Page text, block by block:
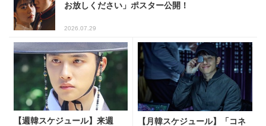
お放しください」ポスター公開！
2026.07.29
【週韓スケジュール】来週
【月韓スケジュール】「コネ